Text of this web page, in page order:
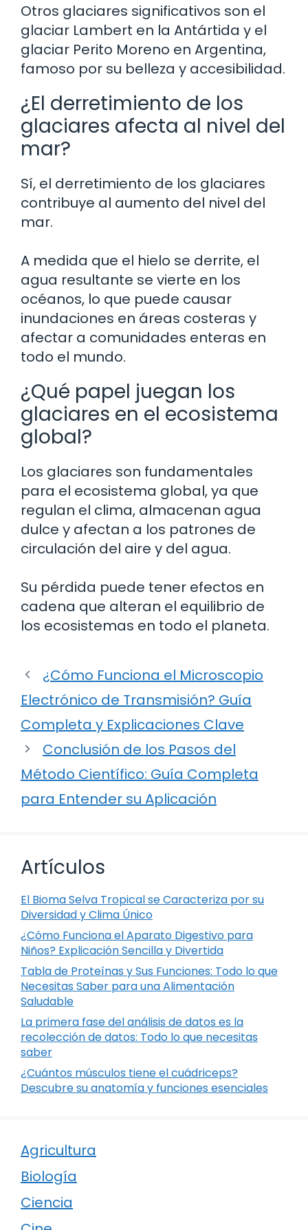
Otros glaciares significativos son el
glaciar Lambert en la Antártida y el
glaciar Perito Moreno en Argentina,
famoso por su belleza y accesibilidad.
¿El derretimiento de los
glaciares afecta al nivel del
mar?
Sí, el derretimiento de los glaciares
contribuye al aumento del nivel del
mar.
A medida que el hielo se derrite, el
agua resultante se vierte en los
océanos, lo que puede causar
inundaciones en áreas costeras y
afectar a comunidades enteras en
todo el mundo.
¿Qué papel juegan los
glaciares en el ecosistema
global?
Los glaciares son fundamentales
para el ecosistema global, ya que
regulan el clima, almacenan agua
dulce y afectan a los patrones de
circulación del aire y del agua.
Su pérdida puede tener efectos en
cadena que alteran el equilibrio de
los ecosistemas en todo el planeta.
¿Cómo Funciona el Microscopio
Electrónico de Transmisión? Guía
Completa y Explicaciones Clave
Conclusión de los Pasos del
Método Científico: Guía Completa
para Entender su Aplicación
Artículos
El Bioma Selva Tropical se Caracteriza por su
Diversidad y Clima Único
¿Cómo Funciona el Aparato Digestivo para
Niños? Explicación Sencilla y Divertida
Tabla de Proteínas y Sus Funciones: Todo lo que
Necesitas Saber para una Alimentación
Saludable
La primera fase del análisis de datos es la
recolección de datos: Todo lo que necesitas
saber
¿Cuántos músculos tiene el cuádriceps?
Descubre su anatomía y funciones esenciales
Agricultura
Biología
Ciencia